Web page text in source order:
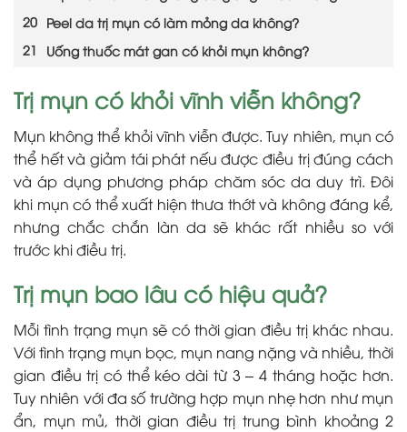
Peel da trị mụn có làm mỏng da không?
Uống thuốc mát gan có khỏi mụn không?
Trị mụn có khỏi vĩnh viễn không?
Mụn không thể khỏi vĩnh viễn được. Tuy nhiên, mụn có
thể hết và giảm tái phát nếu được điều trị đúng cách
và áp dụng phương pháp chăm sóc da duy trì. Đôi
khi mụn có thể xuất hiện thưa thớt và không đáng kể,
nhưng chắc chắn làn da sẽ khác rất nhiều so với
trước khi điều trị.
Trị mụn bao lâu có hiệu quả?
Mỗi tình trạng mụn sẽ có thời gian điều trị khác nhau.
Với tình trạng mụn bọc, mụn nang nặng và nhiều, thời
gian điều trị có thể kéo dài từ 3 – 4 tháng hoặc hơn.
Tuy nhiên với đa số trường hợp mụn nhẹ hơn như mụn
ẩn, mụn mủ, thời gian điều trị trung bình khoảng 2